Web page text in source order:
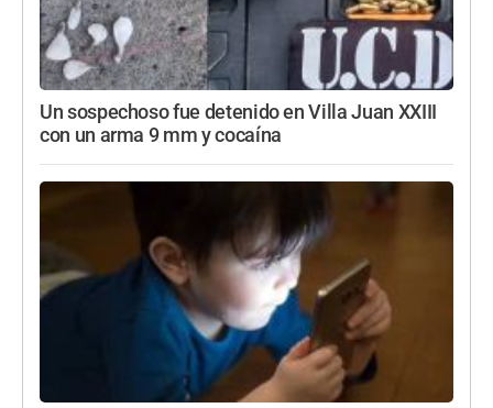
Un sospechoso fue detenido en Villa Juan XXIII
con un arma 9 mm y cocaína